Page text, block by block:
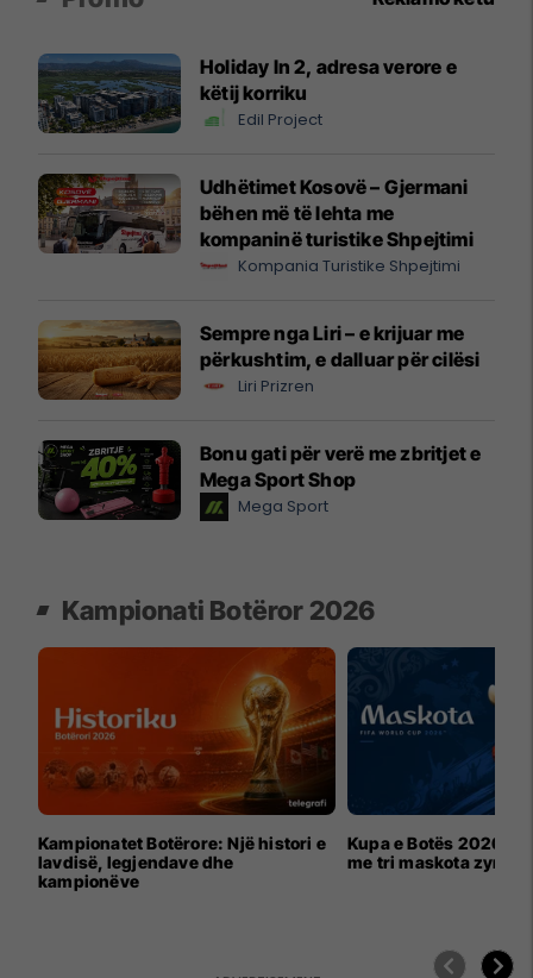
Holiday In 2, adresa verore e
këtij korriku
Edil Project
Udhëtimet Kosovë – Gjermani
bëhen më të lehta me
kompaninë turistike Shpejtimi
Kompania Turistike Shpejtimi
Sempre nga Liri – e krijuar me
përkushtim, e dalluar për cilësi
Liri Prizren
Bonu gati për verë me zbritjet e
Mega Sport Shop
Mega Sport
Kampionati Botëror 2026
Kampionatet Botërore: Një histori e
lavdisë, legjendave dhe
kampionëve
Kupa e Botës 2026
me tri maskota zyrtare